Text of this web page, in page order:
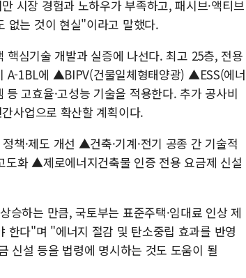
시장 경험과 노하우가 부족하고, 패시브·액티브
없는 것이 현실"이라고 말했다.
심기술 개발과 실증에 나선다. 최고 25층, 전용
A-1BL에 ▲BIPV(건물일체형태양광) ▲ESS(에너
고효율·고성능 기술을 적용한다. 추가 공사비
사업으로 확산할 계획이다.
책·제도 개선 ▲건축·기계·전기 공종 간 기술적
화 ▲제로에너지건축물 인증 전용 요금제 신설
하는 만큼, 국토부는 표준주택·임대료 인상 제
한다"며 "에너지 절감 및 탄소중립 효과를 반영
신설 등을 법령에 명시하는 것도 도움이 될